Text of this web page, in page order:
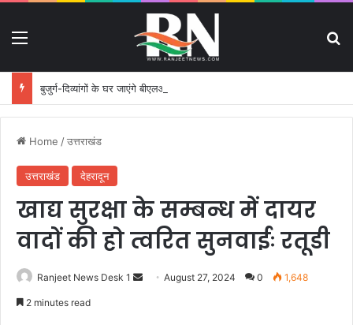
बुजुर्ग-दिव्यांगों के घर जाएंगे बीएलओ, करेंगे नोटिसों का निस्तारण
Home /उत्तराखंड
उत्तराखंड देहरादून
खाद्य सुरक्षा के सम्बन्ध में दायर
वादों की हो त्वरित सुनवाईः रतूडी
Ranjeet News Desk 1 August 27, 2024 0 1,648
2 minutes read